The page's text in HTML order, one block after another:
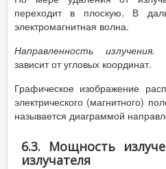
переходит в плоскую. В
электромагнитная волна.
Направленность излучения.
зависит от угловых координат.
Графическое изображение
электрического (магнитного)
называется диаграммой
6.3. Мощность
излучателя